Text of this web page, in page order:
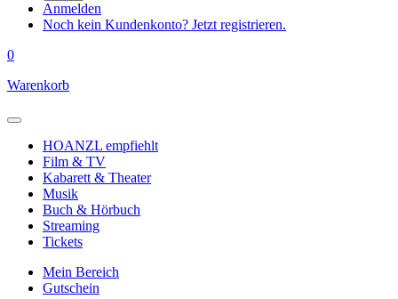
Anmelden
Noch kein Kundenkonto? Jetzt registrieren.
0
Warenkorb
HOANZL empfiehlt
Film & TV
Kabarett & Theater
Musik
Buch & Hörbuch
Streaming
Tickets
Mein Bereich
Gutschein